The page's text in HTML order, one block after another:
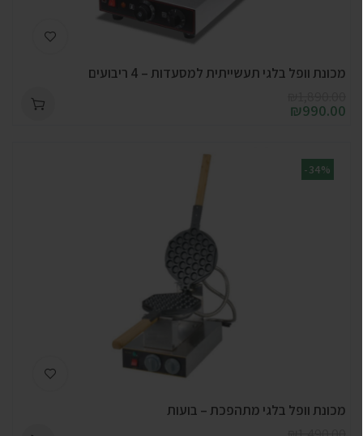
מכונת וופל בלגי תעשייתית למסעדות – 4 ריבועים
₪990.00
-34%
מכונת וופל בלגי מתהפכת – בועות